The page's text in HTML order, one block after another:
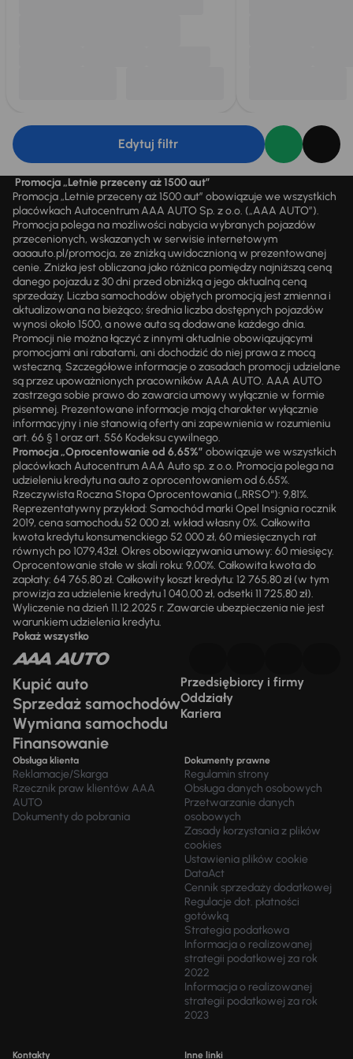
Edytuj filtr
Promocja „Letnie przeceny aż 1500 aut”
Promocja „Letnie przeceny aż 1500 aut” obowiązuje we wszystkich
placówkach Autocentrum AAA AUTO Sp. z o.o. („AAA AUTO”).
Promocja polega na możliwości nabycia wybranych pojazdów
przecenionych, wskazanych w serwisie internetowym
aaaauto.pl/promocja, ze zniżką uwidocznioną w prezentowanej
cenie. Zniżka jest obliczana jako różnica pomiędzy najniższą ceną
danego pojazdu z 30 dni przed obniżką a jego aktualną ceną
sprzedaży. Liczba samochodów objętych promocją jest zmienna i
aktualizowana na bieżąco; średnia liczba dostępnych pojazdów
wynosi około 1500, a nowe auta są dodawane każdego dnia.
Promocji nie można łączyć z innymi aktualnie obowiązującymi
promocjami ani rabatami, ani dochodzić do niej prawa z mocą
wsteczną. Szczegółowe informacje o zasadach promocji udzielane
są przez upoważnionych pracowników AAA AUTO. AAA AUTO
zastrzega sobie prawo do zawarcia umowy wyłącznie w formie
pisemnej. Prezentowane informacje mają charakter wyłącznie
informacyjny i nie stanowią oferty ani zapewnienia w rozumieniu
art. 66 § 1 oraz art. 556 Kodeksu cywilnego.
Promocja „Oprocentowanie od 6,65%” obowiązuje we wszystkich
placówkach Autocentrum AAA Auto sp. z o.o. Promocja polega na
udzieleniu kredytu na auto z oprocentowaniem od 6,65%.
Rzeczywista Roczna Stopa Oprocentowania („RRSO“): 9,81%.
Reprezentatywny przykład: Samochód marki Opel Insignia rocznik
2019, cena samochodu 52 000 zł, wkład własny 0%. Całkowita
kwota kredytu konsumenckiego 52 000 zł, 60 miesięcznych rat
równych po 1079,43zł. Okres obowiązywania umowy: 60 miesięcy.
Oprocentowanie stałe w skali roku: 9,00%. Całkowita kwota do
zapłaty: 64 765,80 zł. Całkowity koszt kredytu: 12 765,80 zł (w tym
prowizja za udzielenie kredytu 1 040,00 zł, odsetki 11 725,80 zł).
Wyliczenie na dzień 11.12.2025 r. Zawarcie ubezpieczenia nie jest
warunkiem udzielenia kredytu.
Pokaż wszystko
Kupić auto
Sprzedaż samochodów
Wymiana samochodu
Finansowanie
Przedsiębiorcy i firmy
Oddziały
Kariera
Obsługa klienta
Reklamacje/Skarga
Rzecznik praw klientów AAA
AUTO
Dokumenty do pobrania
Dokumenty prawne
Regulamin strony
Obsługa danych osobowych
Przetwarzanie danych
osobowych
Zasady korzystania z plików
cookies
Ustawienia plików cookie
DataAct
Cennik sprzedaży dodatkowej
Regulacje dot. płatności
gotówką
Strategia podatkowa
Informacja o realizowanej
strategii podatkowej za rok
2022
Informacja o realizowanej
strategii podatkowej za rok
2023
Kontakty Inne linki